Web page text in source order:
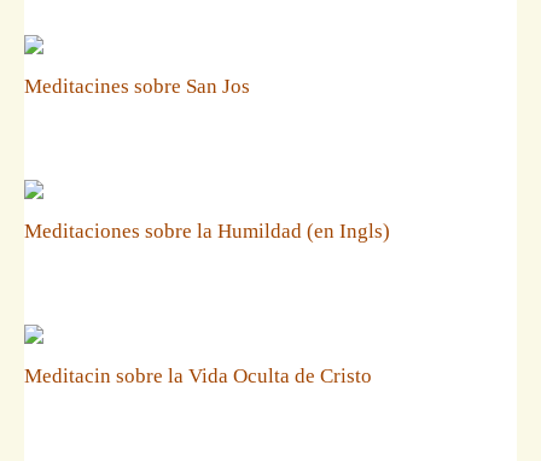
Meditacines sobre San Jos
Meditaciones sobre la Humildad (en Ingls)
Meditacin sobre la Vida Oculta de Cristo